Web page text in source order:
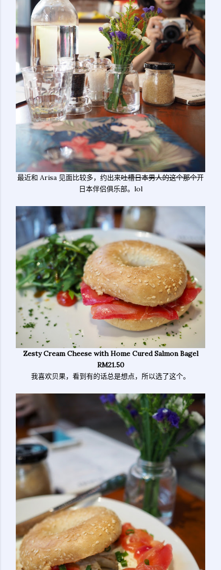
最近和 Arisa 见面比较多，约出来吐槽日本男人的这个那个开
日本伴侣俱乐部。lol
Zesty Cream Cheese with Home Cured Salmon Bagel
RM21.50
我喜欢贝果，看到有的话总是想点，所以选了这个。